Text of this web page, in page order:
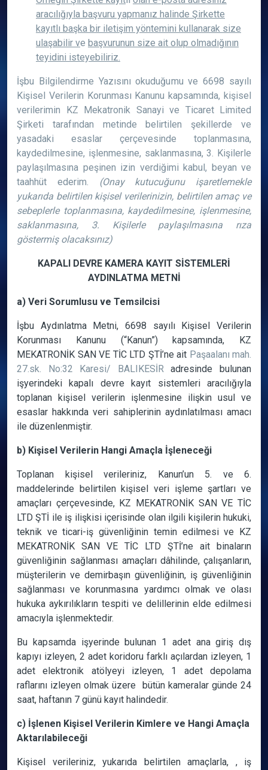
aracılığıyla başvuru yapmanız halinde Şirkette
kayıtlı başka bir iletişim yöntemini kullanarak size
ulaşabilir ve başvurunun size ait olup olmadığının
teyidini isteyebiliriz.
İşbu Bilgilendirme Yazısını okuduğumu ve 6698 sayılı
Kişisel Verilerin Korunması Kanunu kapsamında, kişisel
verilerimin KZ Mekatronik Sanayi ve Ticaret Limited
Şirketi tarafından metinde belirtilen şekillerde ve
yasadaki esaslar çerçevesinde toplanmasına,
kaydedilmesine, işlenmesine, saklanmasına, 3. Kişilerle
paylaşılmasına peşinen izin verdiğimi kabul, beyan ve
taahhüt ederim. (Onay kutucuğunu işaretlemekle
yukarıda belirtilen kişisel verilerinizin, belirtilen amaç ve
sebeplerle toplanmasına, kaydedilmesine, işlenmesine,
saklanmasına, 3. Kişilerle paylaşılmasına rıza
göstermiş olacaksınız)
KAPALI DEVRE KAMERA KAYIT SİSTEMLERİ
AYDINLATMA METNİ
a) Veri Sorumlusu ve Temsilcisi
İşbu Aydınlatma Metni, 6698 sayılı Kişisel Verilerin
Korunması Kanunu (“Kanun”) kapsamında, KZ
MEKATRONİK SAN VE TİC LTD ŞTİ’ne ait Paşaalanı mah.
27.sk. No:32 Karesi/ BALIKESİRadresinde bulunan
işyerindeki kapalı devre kayıt sistemleri aracılığıyla
toplanan kişisel verilerin işlenmesine ilişkin usul ve
esaslar hakkında veri sahiplerinin aydınlatılması amacı
ile düzenlenmiştir.
b) Kişisel Verilerin Hangi Amaçla İşleneceği
Toplanan kişisel verileriniz, Kanun’un 5. ve 6.
maddelerinde belirtilen kişisel veri işleme şartları ve
amaçları çerçevesinde, KZ MEKATRONİK SAN VE TİC
LTD ŞTİ ile iş ilişkisi içerisinde olan ilgili kişilerin hukuki,
teknik ve ticari-iş güvenliğinin temin edilmesi ve KZ
MEKATRONİK SAN VE TİC LTD ŞTİ’ne ait binaların
güvenliğinin sağlanması amaçları dâhilinde, çalışanların,
müşterilerin ve demirbaşın güvenliğinin, iş güvenliğinin
sağlanması ve korunmasına yardımcı olmak ve olası
hukuka aykırılıkların tespiti ve delillerinin elde edilmesi
amacıyla işlenmektedir.
Bu kapsamda işyerinde bulunan 1 adet ana giriş dış
kapıyı izleyen, 2 adet koridoru farklı açılardan izleyen, 1
adet elektronik atölyeyi izleyen, 1 adet depolama
raflarını izleyen olmak üzere bütün kameralar günde 24
saat, haftanın 7 günü kayıt halindedir.
c) İşlenen Kişisel Verilerin Kimlere ve Hangi Amaçla
Aktarılabileceği
Kişisel verileriniz, yukarıda belirtilen amaçlarla, , iş